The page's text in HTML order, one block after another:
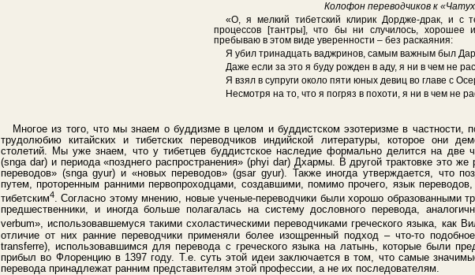
Колофон переводчиков к
«О, я мелкий тибетский клирик Дордже-драк, и с
процессов [тантры], что бы ни случилось, хорошее
пребываю в этом виде уверенности – без раскаяния:
Я убил тринадцать ваджринов, самым важным был
Даже если за это я буду рожден в аду, я ни в чем не
Я взял в супруги около пяти юных девиц во главе с
Несмотря на то, что я погряз в похоти, я ни в чем не
Многое из того, что мы знаем о буддизме в целом и буддистском эзотеризме в частности,
трудолюбию китайских и тибетских переводчиков индийской литературы, которое они
столетий. Мы уже знаем, что у тибетцев буддистское наследие формально делится на две
(snga dar) и периода «позднего распространения» (phyi dar) Дхармы. В другой трактовке это
переводов» (snga gyur) и «новых переводов» (gsar gyur). Также иногда утверждается, что
путем, проторенным ранними первопроходцами, создавшими, помимо прочего, язык
тибетским4. Согласно этому мнению, новые ученые-переводчики были хорошо образованными
предшественники, и иногда больше полагалась на систему дословного перевода,
verbum», использовавшемуся такими схоластическими переводчиками греческого языка, как
отличие от них ранние переводчики применяли более изощренный подход – что-то
transferre), использовавшимся для перевода с греческого языка на латынь, которые были
прибыл во Флоренцию в 1397 году. Т.е. суть этой идеи заключается в том, что самые
перевода принадлежат ранним представителям этой профессии, а не их последователям.